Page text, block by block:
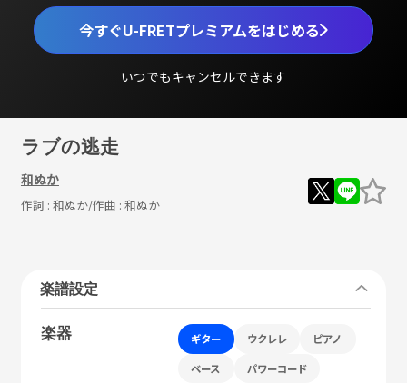
今すぐU-FRETプレミアムをはじめる
いつでもキャンセルできます
ラブの逃走
和ぬか
作詞 : 和ぬか/作曲 : 和ぬか
楽譜設定
楽器 ギター ウクレレ ピアノ
ベース パワーコード